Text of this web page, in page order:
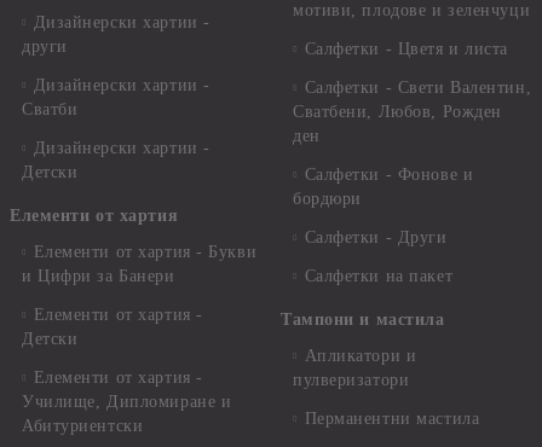
Дизайнерски хартии -
други
Дизайнерски хартии -
Сватби
Дизайнерски хартии -
Детски
Елементи от хартия
Елементи от хартия - Букви
и Цифри за Банери
Елементи от хартия -
Детски
Елементи от хартия -
Училище, Дипломиране и
Абитуриентски
мотиви, плодове и зеленчуци
Салфетки - Цветя и листа
Салфетки - Свети Валентин,
Сватбени, Любов, Рожден
ден
Салфетки - Фонове и
бордюри
Салфетки - Други
Салфетки на пакет
Тампони и мастила
Апликатори и
пулверизатори
Перманентни мастила